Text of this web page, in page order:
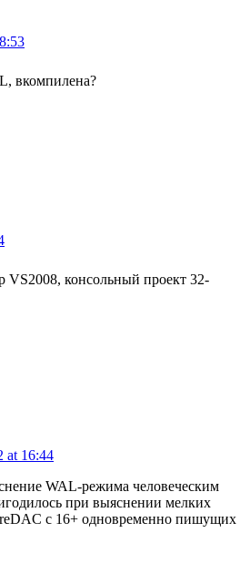
вкомпилена?
VS2008, консольный проект 32-
at 16:44
WAL-режима человеческим
при выяснении мелких
с 16+ одновременно пишущих